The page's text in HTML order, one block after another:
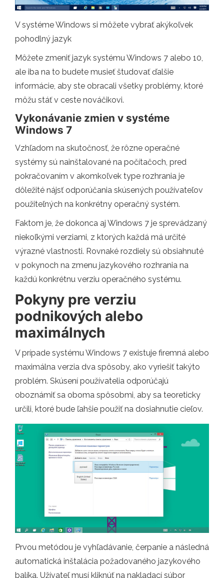
V systéme Windows si môžete vybrať akýkoľvek
pohodlný jazyk
Môžete zmeniť jazyk systému Windows 7 alebo 10,
ale iba na to budete musieť študovať ďalšie
informácie, aby ste obracali všetky problémy, ktoré
môžu stáť v ceste nováčikovi.
Vykonávanie zmien v systéme
Windows 7
Vzhľadom na skutočnosť, že rôzne operačné
systémy sú nainštalované na počítačoch, pred
pokračovaním v akomkoľvek type rozhrania je
dôležité nájsť odporúčania skúsených používateľov
použiteľných na konkrétny operačný systém.
Faktom je, že dokonca aj Windows 7 je sprevádzaný
niekoľkými verziami, z ktorých každá má určité
výrazné vlastnosti. Rovnaké rozdiely sú obsiahnuté
v pokynoch na zmenu jazykového rozhrania na
každú konkrétnu verziu operačného systému.
Pokyny pre verziu
podnikových alebo
maximálnych
V prípade systému Windows 7 existuje firemná alebo
maximálna verzia dva spôsoby, ako vyriešiť takýto
problém. Skúsení používatelia odporúčajú
oboznámiť sa oboma spôsobmi, aby sa teoreticky
určili, ktoré bude ľahšie použiť na dosiahnutie cieľov.
Prvou metódou je vyhľadávanie, čerpanie a následná
automatická inštalácia požadovaného jazykového
balíka. Užívateľ musí kliknúť na nakladací súbor